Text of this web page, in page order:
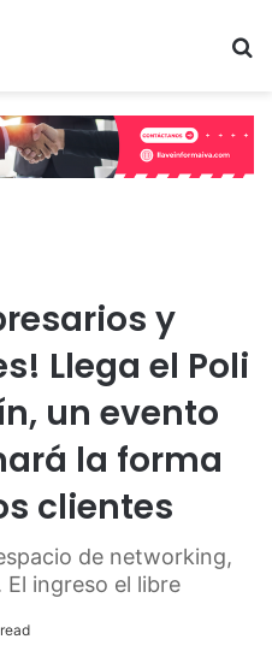
y
Llega el Poli
un evento
la forma
clientes
de networking,
El ingreso el libre